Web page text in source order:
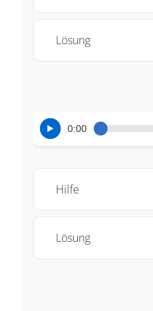
Lösung
0:00
Hilfe
Lösung